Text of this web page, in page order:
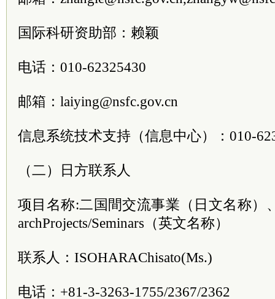
国际科研资助部：赖颖
电话：010-62325430
邮箱：laiying@nsfc.gov.cn
信息系统技术支持（信息中心）：010-
（二）日方联系人
项目名称:二国間交流事業（日文名称）、
archProjects/Seminars（英文名称）
联系人：ISOHARAChisato(Ms.)
电话：+81-3-3263-1755/2367/2362